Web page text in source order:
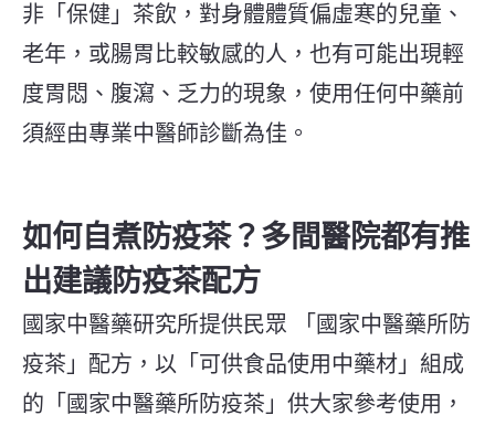
非「保健」茶飲，對身體體質偏虛寒的兒童、
老年，或腸胃比較敏感的人，也有可能出現輕
度胃悶、腹瀉、乏力的現象，使用任何中藥前
須經由專業中醫師診斷為佳。
如何自煮防疫茶？多間醫院都有推
出建議防疫茶配方
國家中醫藥研究所提供民眾 「國家中醫藥所防
疫茶」配方，以「可供食品使用中藥材」組成
的「國家中醫藥所防疫茶」供大家參考使用，